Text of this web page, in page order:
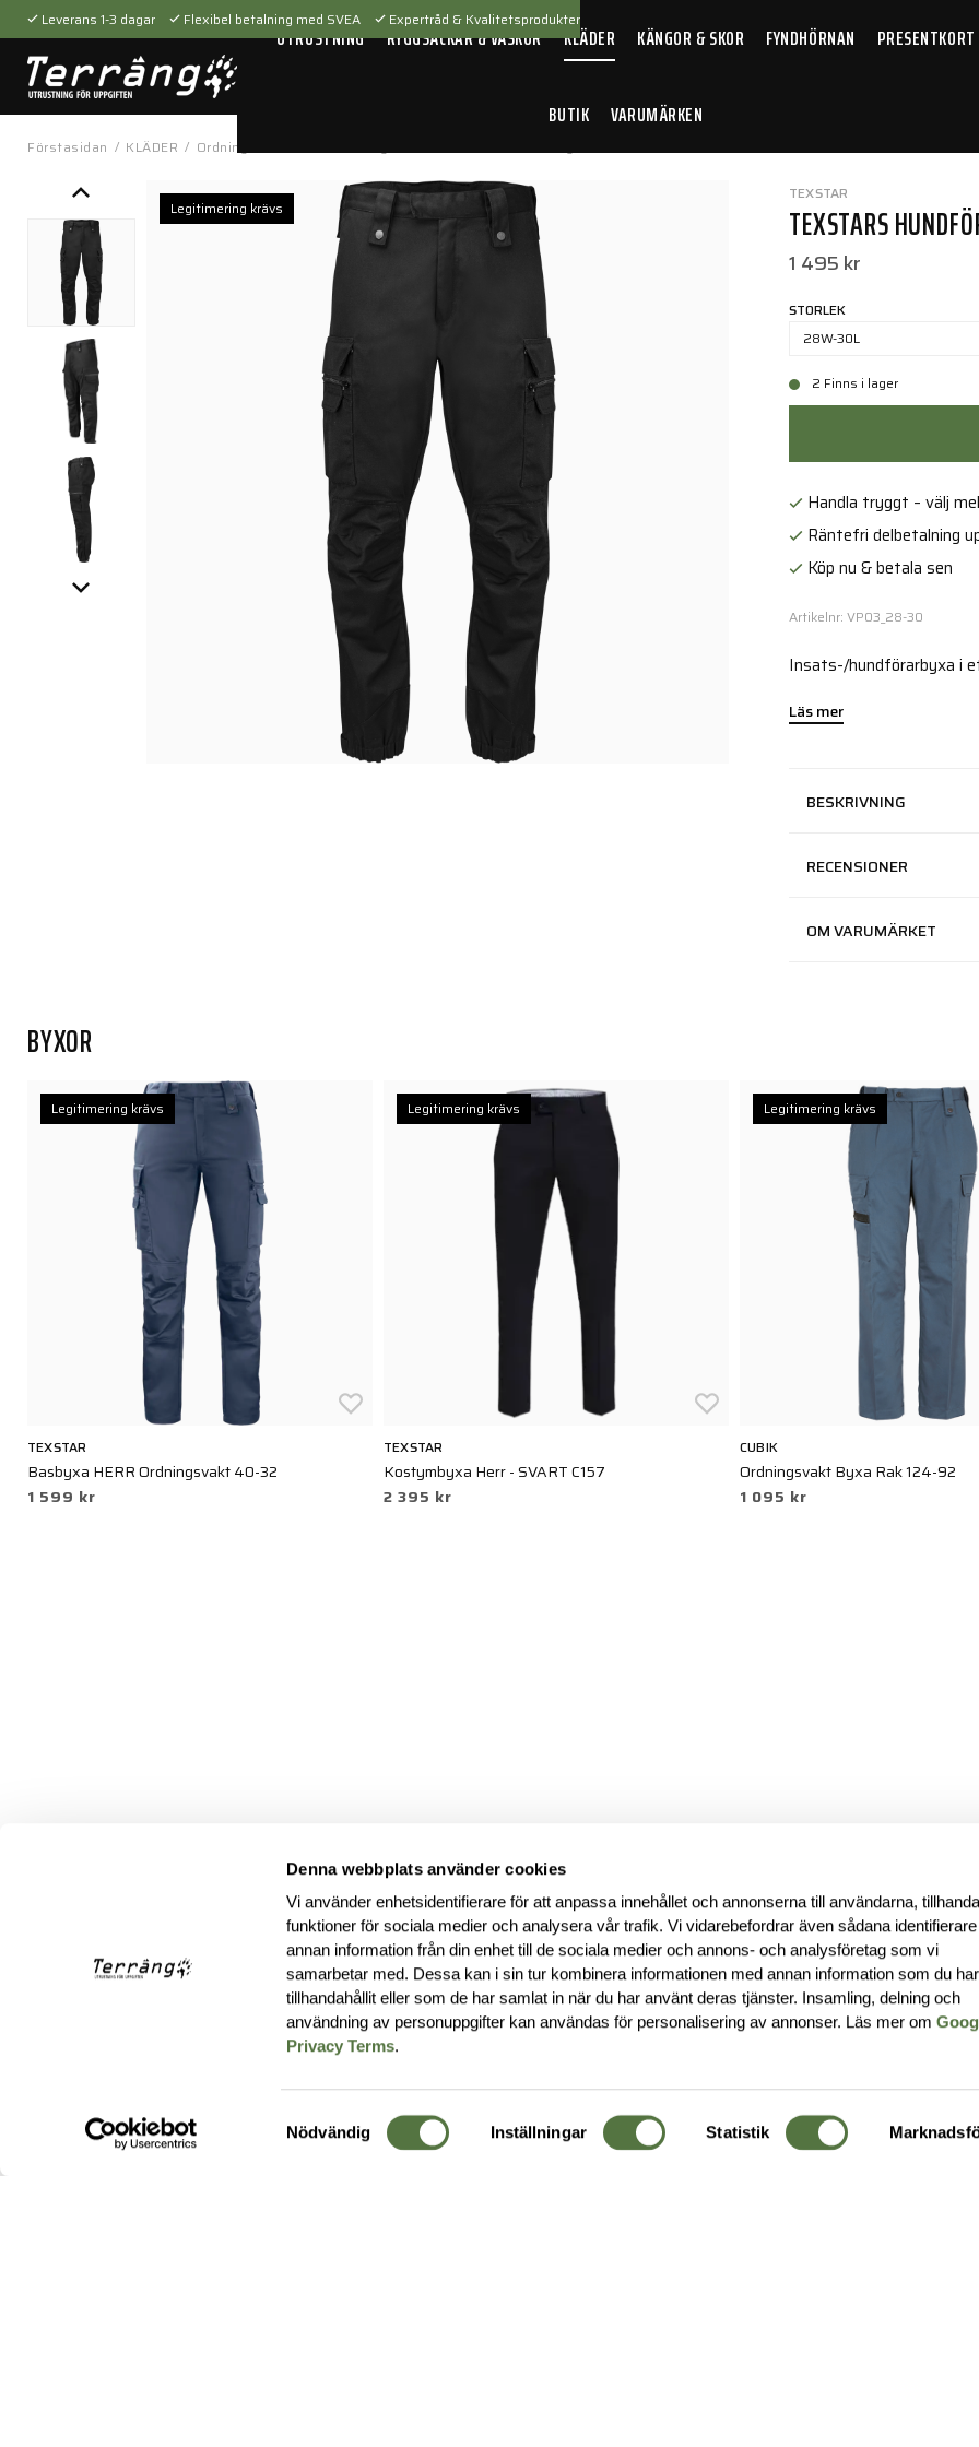
Denna webbplats använder cookies
Vi använder enhetsidentifierare för att anpassa innehållet och annonserna till användarna,
funktioner för sociala medier och analysera vår trafik. Vi vidarebefordrar även sådana
annan information från din enhet till de sociala medier och annons- och analysföretag som vi
samarbetar med. Dessa kan i sin tur kombinera informationen med annan information som du har
tillhandahållit eller som de har samlat in när du har använt deras tjänster. Insamling, delning och
användning av personuppgifter kan användas för personalisering av annonser. Läs mer om
Privacy Terms.
Samtyckesval
Nödvändig Inställningar Statistik
Leverans 1-3 dagar Flexibel betalning med SVEA Expertråd & Kvalitetsprodukter
UTRUSTNING RYGGSÄCKAR & VÄSKOR KLÄDER KÄNGOR & SKOR FYNDHÖRNAN PRESENTKORT
BUTIK VARUMÄRKEN
Förstasidan / KLÄDER / Ordningsvakt & väktare
Legitimering krävs
TEXSTAR
TEXSTARS
1 495 kr
STORLEK
28W-30L
2 Finns i lager
Handla tryggt – välj
Räntefri delbetalning
Köp nu & betala sen
Artikelnr: VP03_28-30
Insats-/hundförarbyxa i
Läs mer
BESKRIVNING
RECENSIONER
OM VARUMÄRKET
BYXOR
Legitimering krävs
TEXSTAR
Basbyxa HERR Ordningsvakt 40-32
1 599 kr
Legitimering krävs
TEXSTAR
Kostymbyxa Herr - SVART C157
2 395 kr
Legitimering krävs
CUBIK
Ordningsvakt Byxa Rak 124-92
1 095 kr